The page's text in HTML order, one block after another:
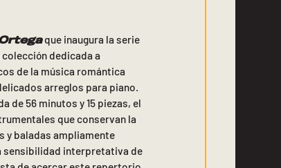
que inaugura la serie
colección dedicada a
de la música romántica
arreglos para piano.
de 56 minutos y 15 piezas, el
que conservan la
y baladas ampliamente
sensibilidad interpretativa de